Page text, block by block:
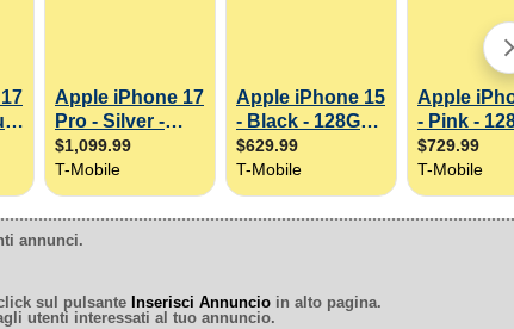
annunci.
sul pulsante Inserisci Annuncio in alto pagina.
utenti interessati al tuo annuncio.